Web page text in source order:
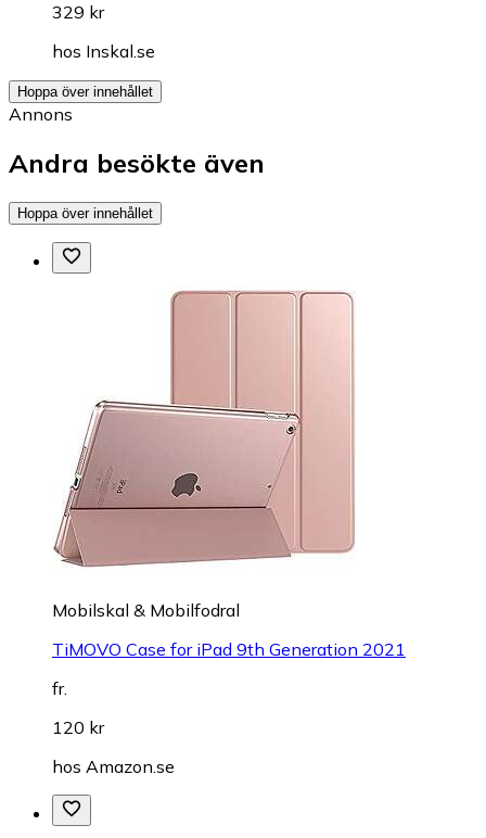
329 kr
hos Inskal.se
Hoppa över innehållet
Annons
Andra besökte även
Hoppa över innehållet
Mobilskal & Mobilfodral
TiMOVO Case for iPad 9th Generation 2021
fr.
120 kr
hos Amazon.se